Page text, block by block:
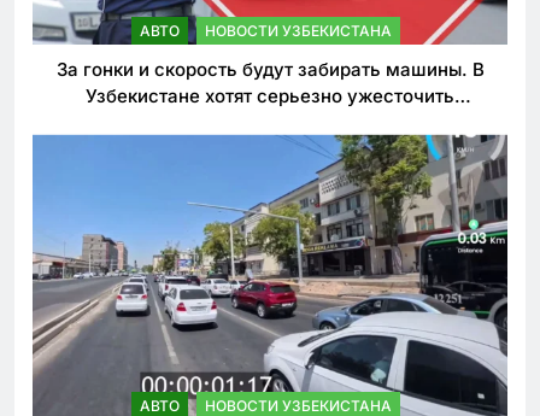
АВТО НОВОСТИ УЗБЕКИСТАНА
За гонки и скорость будут забирать машины. В
Узбекистане хотят серьезно ужесточить
АВТО НОВОСТИ УЗБЕКИСТАНА